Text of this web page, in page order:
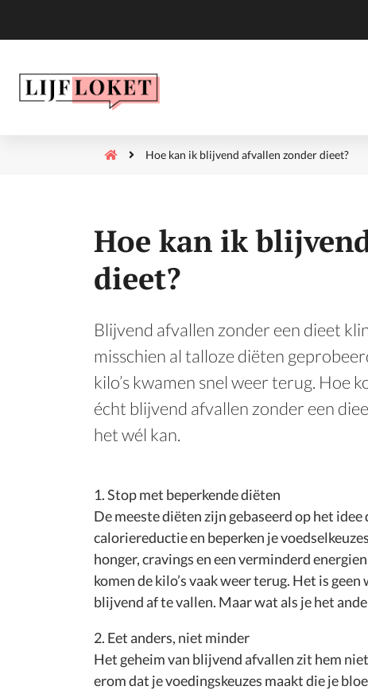
Hoe kan ik blijvend afvallen zonder dieet?
Hoe kan ik
dieet?
Blijvend afvallen zonder een dieet
misschien al talloze diëten
kilo’s kwamen snel weer terug. Hoe
écht blijvend afvallen zonder een
het wél kan.
1. Stop met beperkende diëten
De meeste diëten zijn gebaseerd op het
caloriereductie en beperken je
honger, cravings en een verminderd
komen de kilo’s vaak weer terug. Het is
blijvend af te vallen. Maar wat als je het
2. Eet anders, niet minder
Het geheim van blijvend afvallen zit hem
erom dat je voedingskeuzes maakt die je